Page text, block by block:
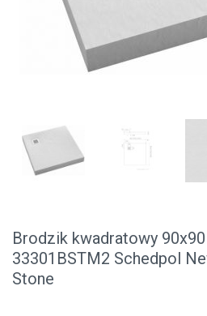
Brodzik kwadratowy 90x90
33301BSTM2 Schedpol
Stone